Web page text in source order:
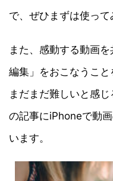
で、ぜひまずは使って
また、感動する動画
編集」をおこなうこと
まだまだ難しいと感
の記事にiPhoneで動
います。